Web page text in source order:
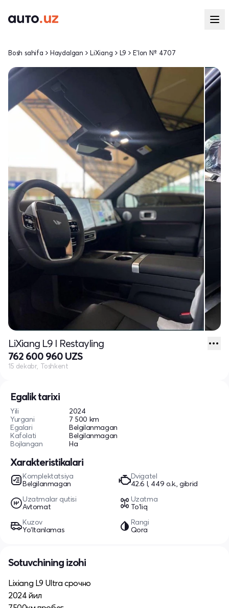
Egalik tarixi
Yili
2024
Yurgani
7 500 km
Egalari
Belgilanmagan
Kafolati
Belgilanmagan
Bojlangan
Ha
Xarakteristikalari
Komplektatsiya
Belgilanmagan
Dvigatel
42.6 l, 449 o.k., gibrid
Uzatmalar qutisi
Avtomat
Uzatma
To'liq
Kuzov
Yo‘ltanlamas
Rangi
Qora
Bosh sahifa Haydalgan LiXiang L9 E'lon № 4707
LiXiang L9 I Restayling
762 600 960 UZS
15 dekabr, Toshkent
Sotuvchining izohi
Lixiang L9 Ultra срочно
2024 йил